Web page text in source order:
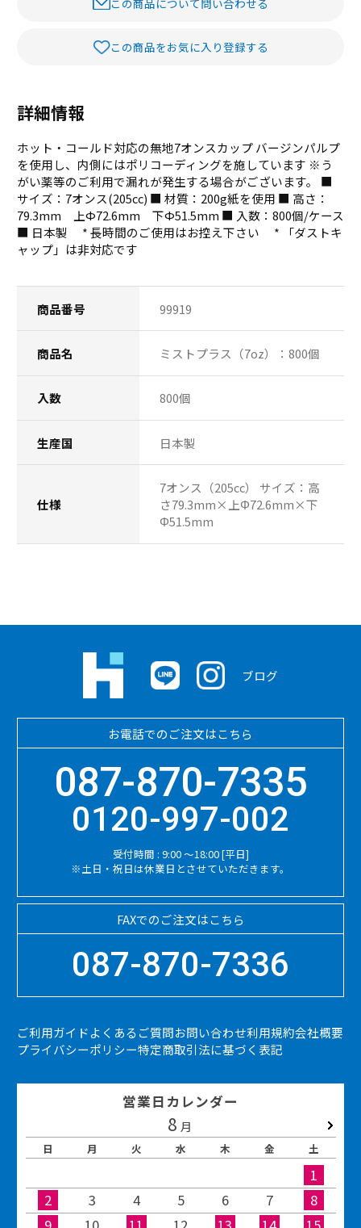
この商品をお気に入り登録する
詳細情報
ホット・コールド対応の無地7オンスカップ バージンパルプ
を使用し、内側にはポリコーディングを施しています ※う
がい薬等のご利用で漏れが発生する場合がございます。 ■
サイズ：7オンス(205cc) ■ 材質：200g紙を使用 ■ 高さ：
79.3mm 上Ф72.6mm 下Ф51.5mm ■ 入数：800個/ケース
■ 日本製 * 長時間のご使用はお控え下さい * 「ダストキ
ャップ」は非対応です
商品番号 99919
商品名 ミストプラス（7oz）：800個
入数 800個
生産国 日本製
仕様
7オンス（205cc） サイズ：高
さ79.3mm×上Φ72.6mm×下
Φ51.5mm
ブログ
お電話でのご注文はこちら
087-870-7335
0120-997-002
受付時間 : 9:00 ～18:00 [平日]
※土日・祝日は休業日とさせていただきます。
FAXでのご注文はこちら
087-870-7336
ご利用ガイドよくあるご質問お問い合わせ利用規約会社概要
プライバシーポリシー特定商取引法に基づく表記
営業日カレンダー
8 月
日 月 火 水 木 金 土
1
2
3 4 5 6 7
8